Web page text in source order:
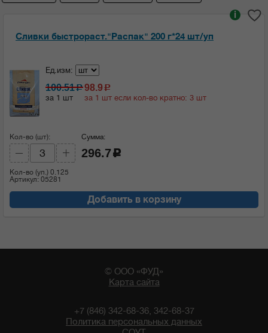
Сливки быстрораст."Распак" 200 г*24 шт/уп
i
Ед.изм:
100.51c
за 1 шт
98.9c
за 1 шт если кол-во кратно: 3 шт
Кол-во (шт):
Кол-во (уп.) 0.125
Артикул: 05281
Сумма:
296.7 c
Добавить в корзину
© ООО «ФУД»
Карта сайта
+7 (846) 342-68-36, 342-68-37
Политика персональных данных